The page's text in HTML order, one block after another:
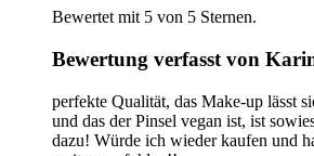
Bewertet mit 5 von 5 Sternen.
Bewertung verfasst von
perfekte Qualität, das Make-up lässt
und das der Pinsel vegan ist, ist
dazu! Würde ich wieder kaufen und